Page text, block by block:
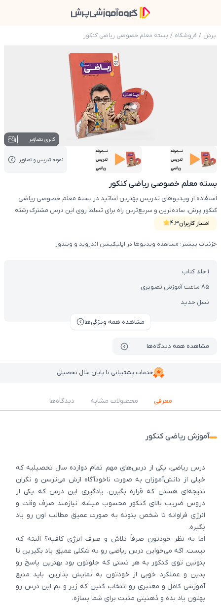
پرش / فروشگاه / بسته معلم خصوصی ریاضی کنکور
عکس محصول بسته معلم خصوصی ریاضی
گالری تصاویر 1
عکس کاور نمونه تدریسعکس کاور نمونه تدریس
نمونه تدریس‌ و تصاویر
بسته معلم خصوصی ریاضی کنکور
امتیاز کاربران4.3
استفاده از ویدیوهای تدریس بهترین اساتید در بسته معلم خصوصی ریاضی
کنکور پرش، ساده‌ترین و سریع‌ترین راه برای تسلط روی این درس مشترک رشته
ریاضی و تجربیه.
1 جلد کتاب
85 ساعت آموزش تصویری
نسل جدید
مشاهده همه ویژگی‌ها
مشاهده همه دیدگاه‌ها
خدمات پشتیبانی تا پایان سال تحصیلی
جزئیات بیشتر: مشاهده ویدیوها در اپلیکیشن اندروید و ویندوز
معرفی محصولات مشابه دیدگاه‌ها
آموزش ریاضی کنکور
درس ریاضی، یکی از درس‌های مهم تمام دوازده سال تحصیلیه که
خیلی از دانش‌آموزان به صورت ناخودآگاه ازش می‌ترسن و نگران
نتیجه‌ای هستن که قراره بگیرن. یادگیری این درس که یکی از
دروس ضریب بالای کنکور محسوب میشه، نیازمند صرف وقت و
انرژی فراوانه تا شخص بتونه به صورت عمیق مطالب اون رو یاد
بگیره.
اما به نظر خودتون صرفاً تلاش و صرف انرژی کافیه؟ البته که
نیست. اگه می‌خواین درس ریاضی رو به شکلی عمیق یاد بگیرین تا
بتونین توی کنکور به هر تستی که جلوتون بود بهترین پاسخ رو
بدین و عملکرد خوبی از خودتون به نمایش بذارین، باید منبع
آموزشی کامل و معتبری رو انتخاب کنین که زیر و بم این درس رو
بهتون یاد بده و ذهنیتی مثبت برای شما بسازه.